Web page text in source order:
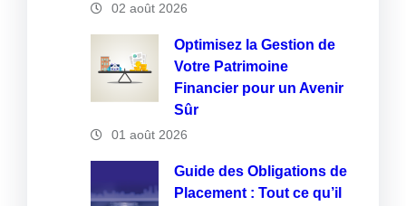
02 août 2026
Optimisez la Gestion de
Votre Patrimoine
Financier pour un Avenir
Sûr
01 août 2026
Guide des Obligations de
Placement : Tout ce qu’il